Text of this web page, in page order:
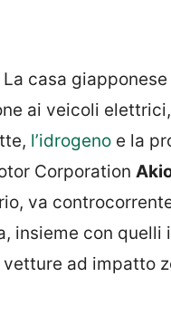
La casa
ai veicoli
l’idrogeno e la
Corporation
va
insieme con quelli
ad impatto